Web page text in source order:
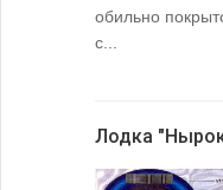
обильно
с...
Лодка